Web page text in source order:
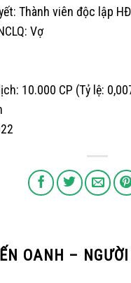
Thành viên độc lập
Vợ
10.000 CP (Tỷ lệ:
OANH –